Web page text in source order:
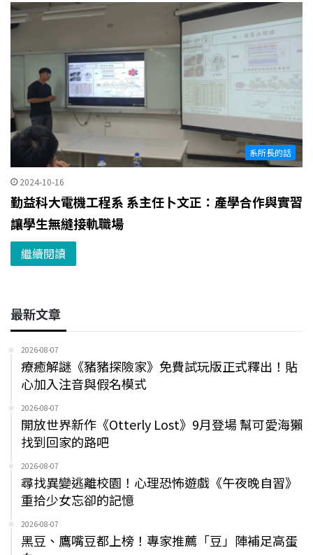
系所長的話
2024-10-16
勤益科大電機工程系 系主任卜文正：產學合作與實習
讓學生無縫接軌職場
繼續閱讀
最新文章
2026-08-07
療癒解謎《豬豬探險家》免費試玩版正式釋出！貼
心加入注音與假名模式
2026-08-07
開放世界新作《Otterly Lost》9月登場 幫可愛海獺
找到回家的路吧
2026-08-07
尋找異變逃離校園！心理恐怖遊戲《午夜晚自習》
重拾少女忘卻的記憶
2026-08-07
黑豆、鷹嘴豆都上榜！專家推薦「豆」陣補足高蛋